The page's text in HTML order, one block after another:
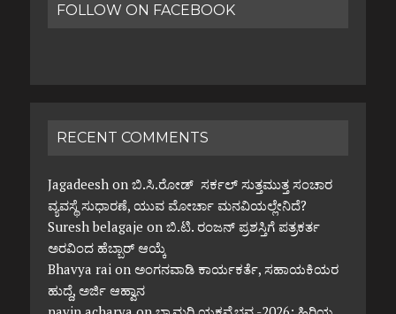
FOLLOW ON FACEBOOK
RECENT COMMENTS
Jagadeeshon ಬಿ.ಸಿ.ರೋಡ್ ಸರ್ಕಲ್ ಸುತ್ತಮುತ್ತ ಸಂಚಾರ
ವ್ಯವಸ್ಥೆ ಸುಧಾರಣೆ, ಯುವ ಮೋರ್ಚಾ ಮನವಿಯಲ್ಲೇನಿದೆ?
Suresh belagaje on ಬಿ.ಟಿ. ರಂಜನ್ ಪ್ರಶಸ್ತಿಗೆ ಪತ್ರಕರ್ತ
ಅರವಿಂದ ಹೆಬ್ಬಾರ್ ಆಯ್ಕೆ
Bhavya raion ಅಂಗನವಾಡಿ ಕಾರ್ಯಕರ್ತೆ, ಸಹಾಯಕಿಯರ
ಹುದ್ದೆ, ಅರ್ಜಿ ಆಹ್ವಾನ